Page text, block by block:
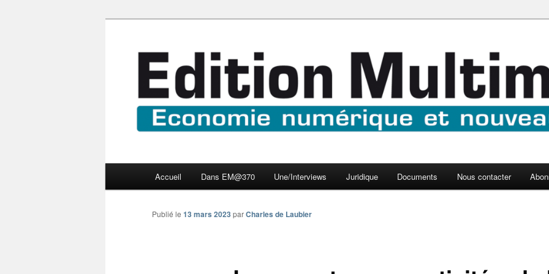
Edition Multimédi@
Accueil Dans EM@370 Une/Interviews Juridique Documents Nous contacter
Publié le 13 mars 2023 parCharles de Laubier